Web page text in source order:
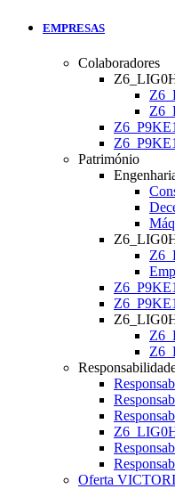
EMPRESAS
Colaboradores
Património
Oferta